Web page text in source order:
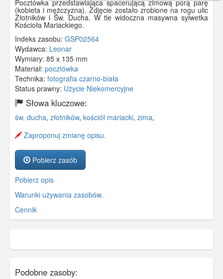
Pocztówka przedstawiająca spacerującą zimową porą parę
(kobieta i mężczyzna). Zdjęcie zostało zrobione na rogu ulic
Złotników i Św. Ducha. W tle widoczna masywna sylwetka
Kościoła Mariackiego.
Indeks zasobu: GSP02564
Wydawca: Leonar
Wymiary: 85 x 135 mm
Materiał: pocztówka
Technika: fotografia czarno-biała
Status prawny: Użycie Niekomercyjne
Słowa kluczowe:
św. ducha, złotników, kościół mariacki, zima,
Zaproponuj zmianę opisu.
Pobierz zasób
Pobierz opis
Warunki używania zasobów.
Cennik
Podobne zasoby: